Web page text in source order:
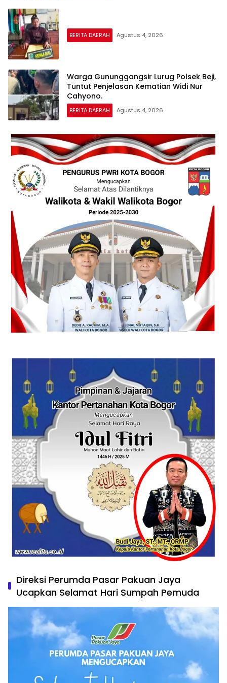
BERITA DAERAH Agustus 4, 2026
Warga Gununggangsir Lurug Polsek Beji,
Tuntut Penjelasan Kematian Widi Nur
Cahyono.
BERITA DAERAH Agustus 4, 2026
Direksi Perumda Pasar Pakuan Jaya
Ucapkan Selamat Hari Sumpah Pemuda